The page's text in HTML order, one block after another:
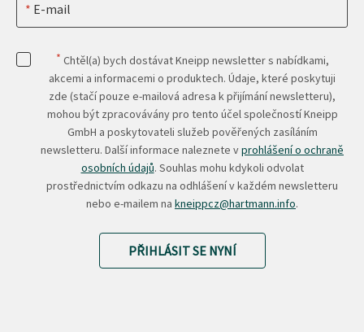
E-mail
* Chtěl(a) bych dostávat Kneipp newsletter s nabídkami,
akcemi a informacemi o produktech. Údaje, které poskytuji
zde (stačí pouze e-mailová adresa k přijímání newsletteru),
mohou být zpracovávány pro tento účel společností Kneipp
GmbH a poskytovateli služeb pověřených zasíláním
newsletteru. Další informace naleznete vprohlášení o ochraně
osobních údajů. Souhlas mohu kdykoli odvolat
prostřednictvím odkazu na odhlášení v každém newsletteru
nebo e-mailem na kneippcz@hartmann.info.
PŘIHLÁSIT SE NYNÍ